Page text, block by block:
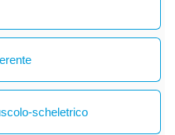
scheletrico